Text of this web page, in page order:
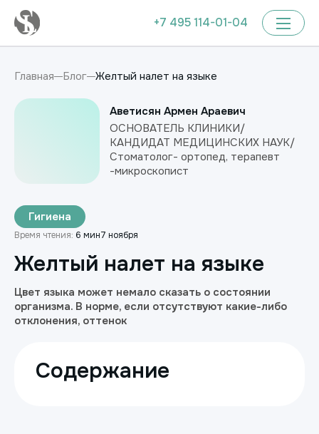
+7 495 114-01-04
Главная Блог Желтый налет на языке
Гигиена
Время чтения: 6 мин7 ноября
Желтый налет на языке
Цвет языка может немало сказать о состоянии
организма. В норме, если отсутствуют какие-либо
отклонения, оттенок
Содержание
Аветисян Армен Араевич
ОСНОВАТЕЛЬ КЛИНИКИ/
КАНДИДАТ МЕДИЦИНСКИХ НАУК/
Стоматолог- ортопед, терапевт
-микроскопист